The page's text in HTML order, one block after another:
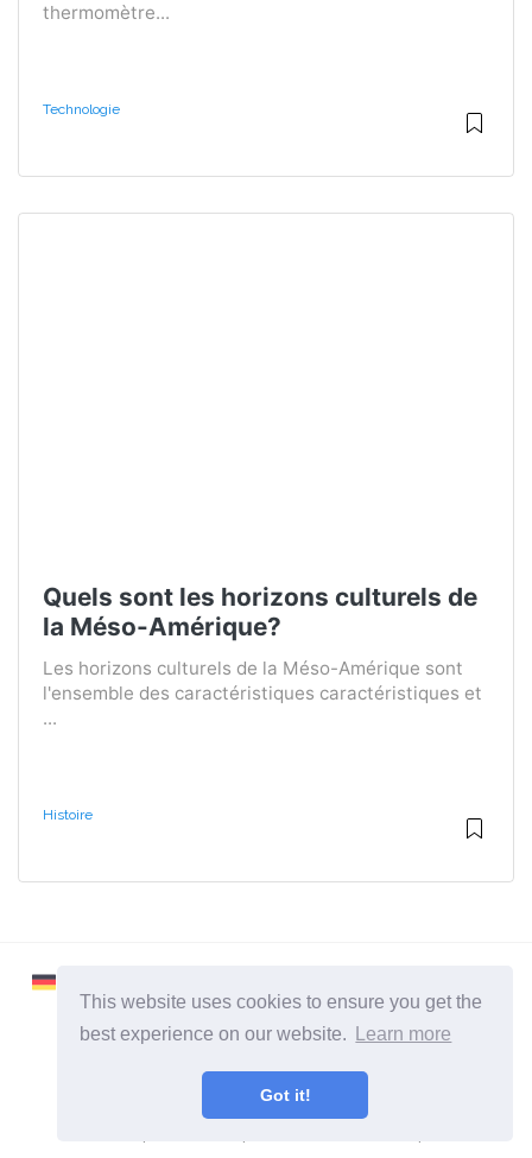
This website uses cookies to ensure you get the
best experience on our website.
Learn more
Got it!
thermomètre...
Technologie
Quels sont les horizons culturels de
la Méso-Amérique?
Les horizons culturels de la Méso-Amérique sont
l'ensemble des caractéristiques caractéristiques et
...
Histoire
2026 ©Learnaboutworld
Toutes catégories